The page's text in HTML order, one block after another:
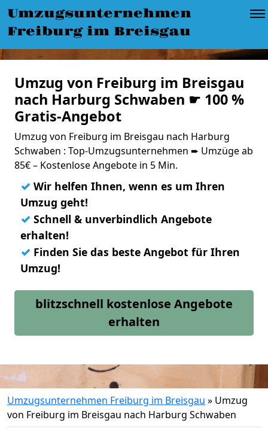
Umzugsunternehmen
Freiburg im Breisgau
Umzug von Freiburg im Breisgau
nach Harburg Schwaben ☛ 100 %
Gratis-Angebot
Umzug von Freiburg im Breisgau nach Harburg
Schwaben : Top-Umzugsunternehmen ➨ Umzüge ab
85€ – Kostenlose Angebote in 5 Min.
✓ Wir helfen Ihnen, wenn es um Ihren
Umzug geht!
✓ Schnell & unverbindlich Angebote
erhalten!
✓ Finden Sie das beste Angebot für Ihren
Umzug!
blitzschnell kostenlose Angebote
erhalten
Umzugsunternehmen Freiburg im Breisgau » Umzug
von Freiburg im Breisgau nach Harburg Schwaben